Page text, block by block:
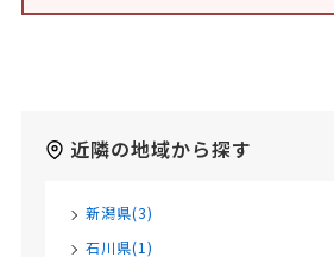
近隣の地域から探す
新潟県(3)
石川県(1)